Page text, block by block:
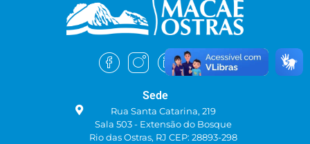
Sede
Rua Santa Catarina, 219
Sala 503 - Extensão do Bosque
Rio das Ostras, RJ CEP: 28893-298